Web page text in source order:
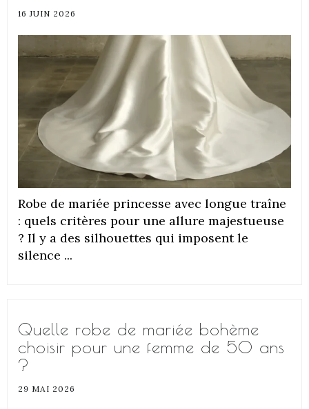
16 JUIN 2026
Robe de mariée princesse avec longue traîne
: quels critères pour une allure majestueuse
? Il y a des silhouettes qui imposent le
silence ...
Quelle robe de mariée bohème
choisir pour une femme de 50 ans
?
29 MAI 2026